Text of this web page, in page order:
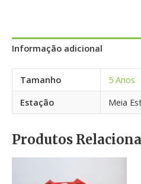
Informação adicional
Tamanho
5 Anos
Estação
Meia
Produtos